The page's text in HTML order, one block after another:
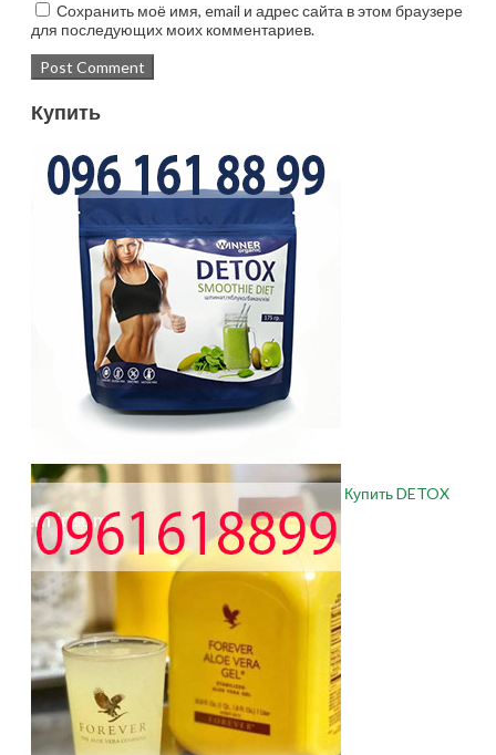
Сохранить моё имя, email и адрес сайта в этом браузере
для последующих моих комментариев.
Купить
Купить DETOX